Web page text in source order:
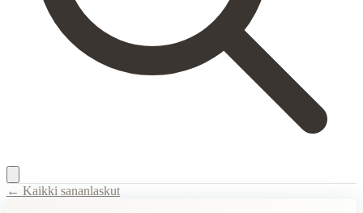
← Kaikki sananlaskut